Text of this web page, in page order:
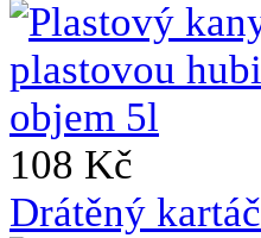
108 Kč
Drátěný